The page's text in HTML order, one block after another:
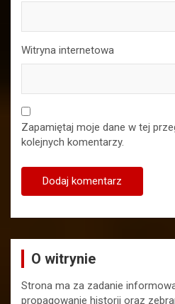
Witryna internetowa
Zapamiętaj moje dane w tej
kolejnych komentarzy.
O witrynie
Strona ma za zadanie
propagowanie historii oraz